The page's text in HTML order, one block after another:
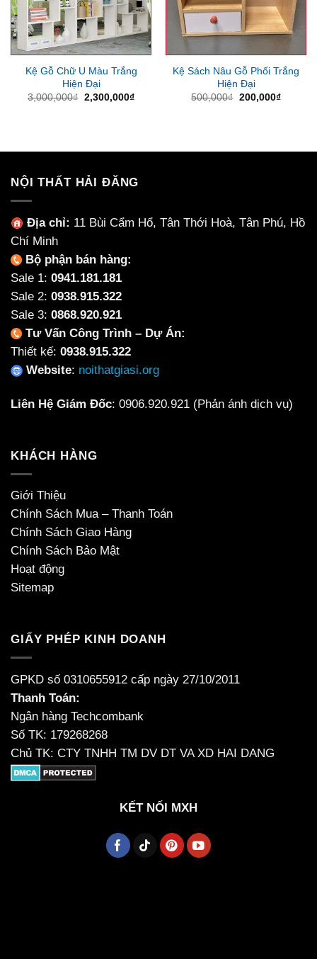
Kệ Gỗ Chữ U Màu Trắng
Hiện Đại
3,000,000₫ Giá
2,300,000₫Giá
Kệ Sách Nâu Gỗ Phối Trắng
Hiện Đại
500,000₫ Giá
200,000₫Giá
NỘI THẤT HẢI ĐĂNG
Địa chỉ: 11 Bùi Cẩm Hổ, Tân Thới Hoà, Tân Phú, Hồ
Chí Minh
Bộ phận bán hàng:
Sale 1: 0941.181.181
Sale 2: 0938.915.322
Sale 3: 0868.920.921
Tư Vấn Công Trình – Dự Án:
Thiết kế: 0938.915.322
Website: noithatgiasi.org
Liên Hệ Giám Đốc: 0906.920.921 (Phản ánh dịch vụ)
KHÁCH HÀNG
Giới Thiệu
Chính Sách Mua – Thanh Toán
Chính Sách Giao Hàng
Chính Sách Bảo Mật
Hoạt động
Sitemap
GIẤY PHÉP KINH DOANH
GPKD số 0310655912 cấp ngày 27/10/2011
Thanh Toán:
Ngân hàng Techcombank
Số TK: 179268268
Chủ TK: CTY TNHH TM DV DT VA XD HAI DANG
KẾT NỐI MXH